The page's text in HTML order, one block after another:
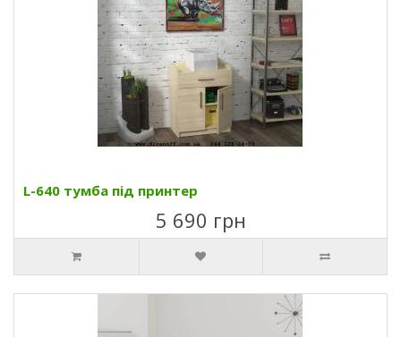
L-640 тумба під принтер
5 690 грн